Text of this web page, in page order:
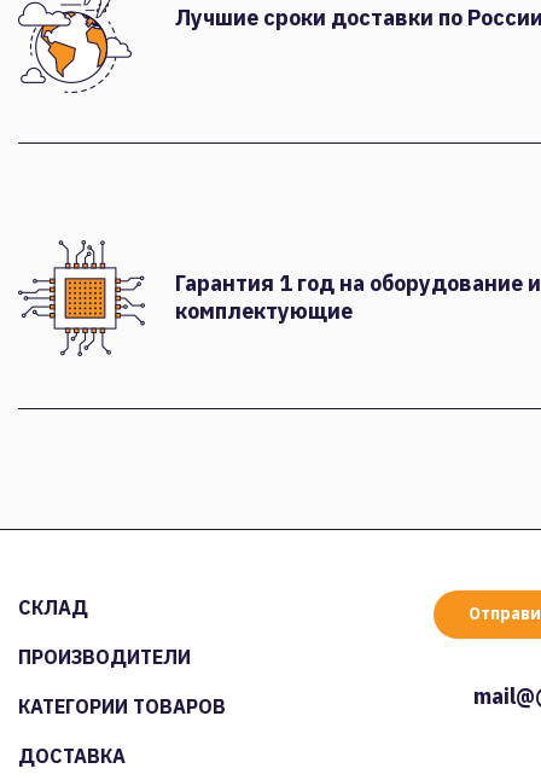
Лучшие сроки доставки по
Гарантия 1 год на оборудование и
комплектующие
СКЛАД
ПРОИЗВОДИТЕЛИ
КАТЕГОРИИ ТОВАРОВ
ДОСТАВКА